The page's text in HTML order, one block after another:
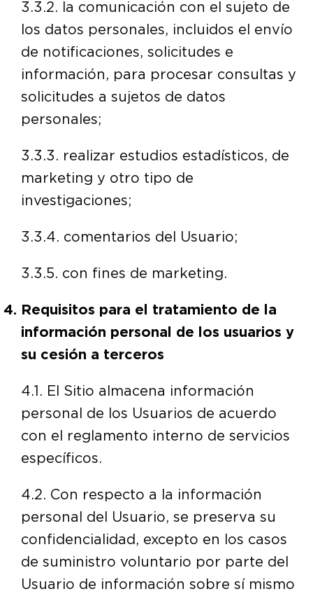
3.3.2. la comunicación con el sujeto de
los datos personales, incluidos el envío
de notificaciones, solicitudes e
información, para procesar consultas y
solicitudes a sujetos de datos
personales;
3.3.3. realizar estudios estadísticos, de
marketing y otro tipo de
investigaciones;
3.3.4. comentarios del Usuario;
3.3.5. con fines de marketing.
Requisitos para el tratamiento de la
información personal de los usuarios y
su cesión a terceros
4.1. El Sitio almacena información
personal de los Usuarios de acuerdo
con el reglamento interno de servicios
específicos.
4.2. Con respecto a la información
personal del Usuario, se preserva su
confidencialidad, excepto en los casos
de suministro voluntario por parte del
Usuario de información sobre sí mismo